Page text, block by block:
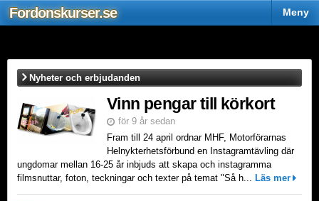
Fordonskurser.se Meny
Nyheter och erbjudanden
Vinn pengar till körkort
för 9 år sedan
Fram till 24 april ordnar MHF, Motorförarnas
Helnykterhetsförbund en Instagramtävling där
ungdomar mellan 16-25 år inbjuds att skapa och instagramma
filmsnuttar, foton, teckningar och texter på temat "Så h... Läs mer